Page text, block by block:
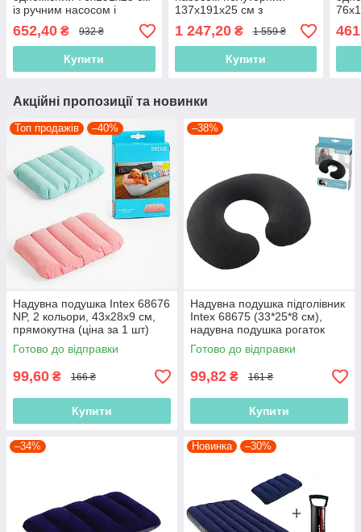
із ручним насосом і
подушкою Intex 64756,
односпальний, велюровий
652,40 ₴ 932 ₴
Купити
137х191х25 см з
підголівником Intex 64148
Чорний, з електронасосом
1 247,20₴ 1 559 ₴
Купити
Акційні пропозиції та новинки
Топ продажів –40%
Надувна подушка Intex 68676
NP, 2 кольори, 43х28х9 см,
прямокутна (ціна за 1 шт)
Готово до відправки
99,60 ₴ 166 ₴
Купити
–38%
Надувна подушка підголівник
Intex 68675 (33*25*8 см),
надувна подушка рогаток
Готово до відправки
99,82 ₴ 161 ₴
Купити
–34% Новинка –30%